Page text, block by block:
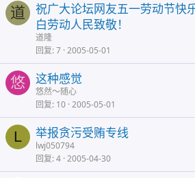
道
祝广大论坛网友五一劳动节快
白劳动人民致敬！
道隆
回复 7 2005-05-01
悠 这种感觉
悠然～随心
回复 10 2005-05-01
L 举报贪污受贿专线
lwj050794
回复 4 2005-04-30